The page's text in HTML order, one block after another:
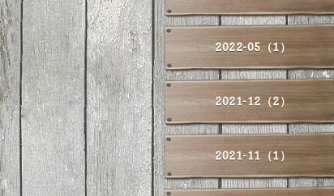
2022-05（1）
2021-12（2）
2021-11（1）